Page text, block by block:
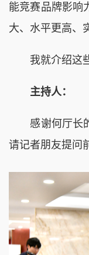
能竞赛品牌影响
大、水平更高、
我就介绍这些
主持人：
感谢何厅长的
请记者朋友提问